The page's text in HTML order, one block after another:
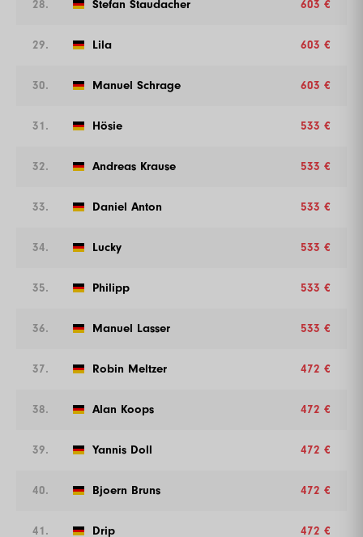
28. Stefan Staudacher 603 €
29. Lila 603 €
30. Manuel Schrage 603 €
31. Hösie 533 €
32. Andreas Krause 533 €
33. Daniel Anton 533 €
34. Lucky 533 €
35. Philipp 533 €
36. Manuel Lasser 533 €
37. Robin Meltzer 472 €
38. Alan Koops 472 €
39. Yannis Doll 472 €
40. Bjoern Bruns 472 €
41. Drip 472 €